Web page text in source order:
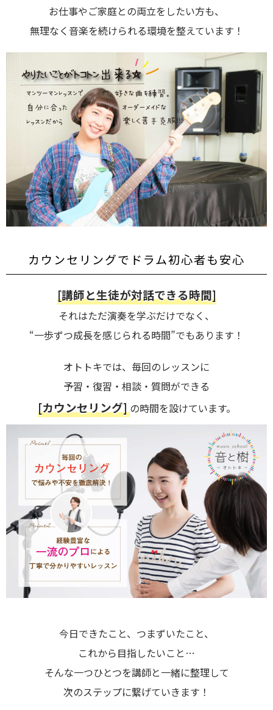
お仕事やご家庭との両立をしたい方も、
無理なく音楽を続けられる環境を整えています！
カウンセリングでドラム初心者も安心
[講師と生徒が対話できる時間]
それはただ演奏を学ぶだけでなく、
“一歩ずつ成長を感じられる時間”でもあります！
オトトキでは、毎回のレッスンに
予習・復習・相談・質問ができる
[カウンセリング] の時間を設けています。
今日できたこと、つまずいたこと、
これから目指したいこと…
そんな一つひとつを講師と一緒に整理して
次のステップに繋げていきます！